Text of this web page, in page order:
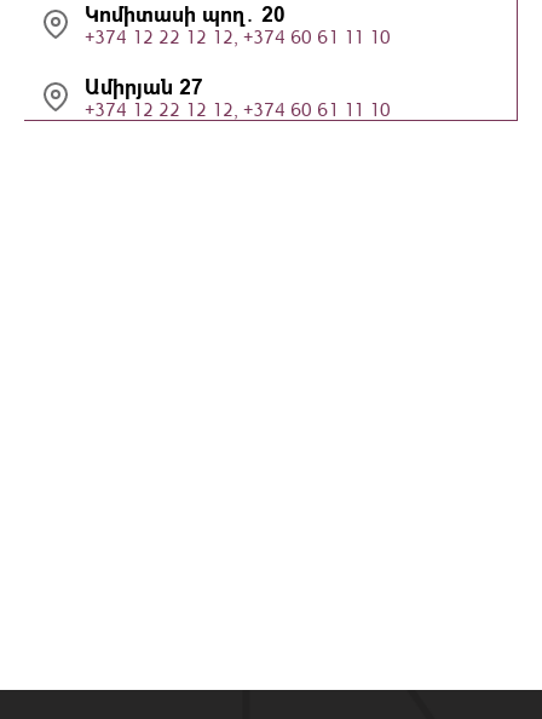
Կոմիտասի պող․ 20
+374 12 22 12 12, +374 60 61 11 10
Ամիրյան 27
+374 12 22 12 12, +374 60 61 11 10